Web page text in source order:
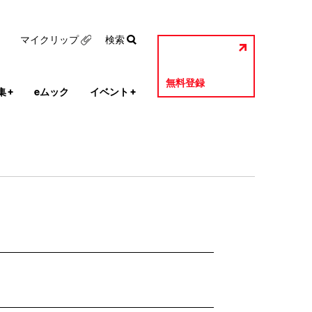
+ eムック イベント +
無料登録
マイクリップ 検索